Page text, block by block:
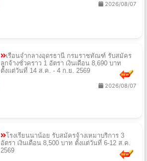
2026/08/07
เรือนจำกลางอุดรธานี กรมราชทัณฑ์ รับสมัคร
ลูกจ้างชั่วคราว 1 อัตรา เงินเดือน 8,690 บาท
ตั้งแต่วันที่ 14 ส.ค. - 4 ก.ย. 2569
2026/08/07
โรงเรียนนาน้อย รับสมัครจ้างเหมาบริการ 3
อัตรา เงินเดือน 8,500 บาท ตั้งแต่วันที่ 6-12 ส.ค.
2569